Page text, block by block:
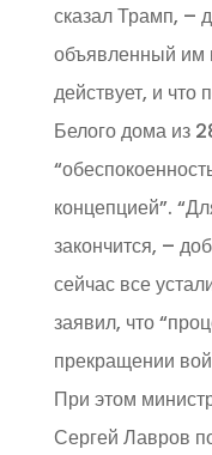
сказал Трамп, –
объявленный им
действует, и
Белого дома из
концепцией”.
закончится, –
сейчас все
заявил, что
прекращении
При этом
Сергей Лавров